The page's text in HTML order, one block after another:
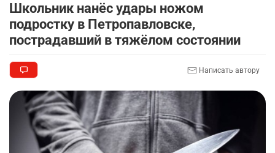
Школьник нанёс удары ножом
подростку в Петропавловске,
пострадавший в тяжёлом состоянии
Написать автору